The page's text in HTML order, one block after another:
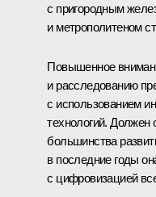
с пригородным
и метрополитеном
Повышенное
и расследованию
с использованием
технологий. Должен
большинства
в последние годы
с цифровизацией